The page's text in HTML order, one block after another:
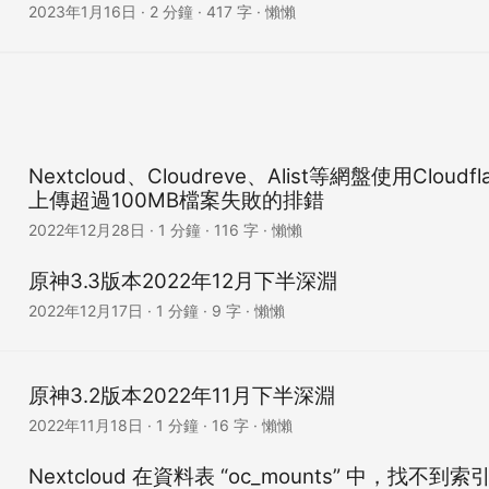
2023年1月16日 · 2 分鐘 · 417 字 · 懶懶
Nextcloud、Cloudreve、Alist等網盤使用
上傳超過100MB檔案失敗的排錯
2022年12月28日 · 1 分鐘 · 116 字 · 懶懶
原神3.3版本2022年12月下半深淵
2022年12月17日 · 1 分鐘 · 9 字 · 懶懶
原神3.2版本2022年11月下半深淵
2022年11月18日 · 1 分鐘 · 16 字 · 懶懶
Nextcloud 在資料表 “oc_mounts” 中，找不到索